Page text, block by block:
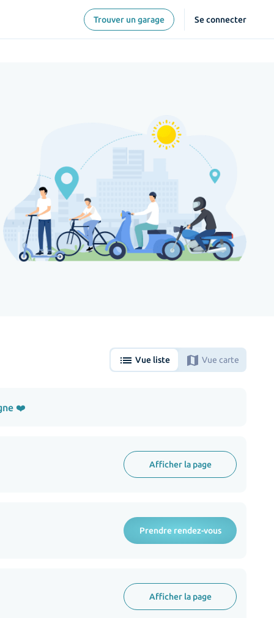
Trouver un garage Se connecter
list Vue liste map Vue carte
❤️
Afficher la page
Prendre rendez-vous
Afficher la page